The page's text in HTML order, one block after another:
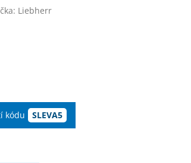
Liebherr
kódu SLEVA5